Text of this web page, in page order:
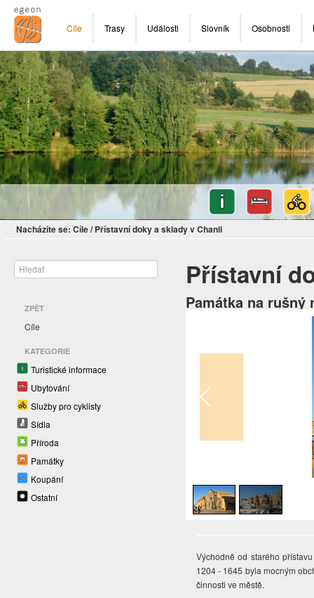
Cíle Trasy Události Slovník Osobnosti
Nacházíte se: Cíle/ Přístavní doky a sklady v Chanii
ZPĚT
Cíle
KATEGORIE
Turistické informace
Ubytování
Služby pro cyklisty
Sídla
Příroda
Památky
Koupání
Ostatní
Přístavní
Památka na rušný
Východně od starého
1204 - 1645 byla mocným
činnosti ve městě.